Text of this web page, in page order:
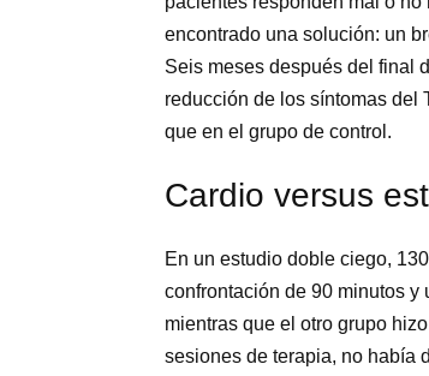
encontrado una solución: un
Seis meses después del final
reducción de los síntomas del
que en el grupo de control.
Cardio versus
En un estudio doble ciego,
confrontación de 90 minutos y
mientras que el otro grupo
sesiones de terapia, no había